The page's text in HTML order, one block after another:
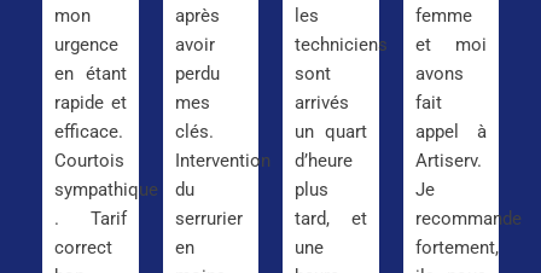
mon
urgence
en étant
rapide et
efficace.
Courtois
sympathique
. Tarif
correct
après
avoir
perdu
mes
clés.
Intervention
du
serrurier
en
les
techniciens
sont
arrivés
un quart
d’heure
plus
tard, et
une
femme
et moi
avons
fait
appel à
Artiserv.
Je
recommande
fortement,